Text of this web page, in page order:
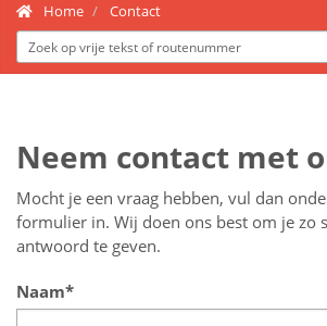
Home Contact
Neem contact met
Mocht je een vraag hebben, vul dan
formulier in. Wij doen ons best om je zo
antwoord te geven.
Naam*